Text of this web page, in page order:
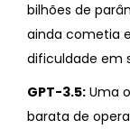
bilhões de
ainda cometia
dificuldade em
GPT-3.5: Uma
barata de